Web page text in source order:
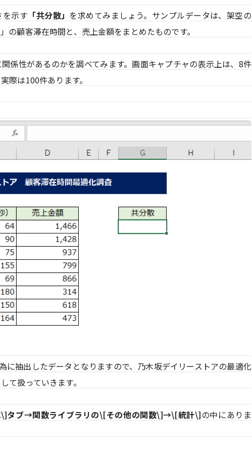
を示す 「共分散」 を求めてみましょう。サンプルデータは、架空の
の顧客滞在時間と、売上金額をまとめたものです。
係性があるのかを調べてみます。画面キャプチャの表示上は、8件
際は100件あります。
に抽出したデータとなりますので、乃木坂デイリーストアの最適化
て扱っていきます。
タブ→関数ライブラリの\[その他の関数\]→\[統計\]の中にありま